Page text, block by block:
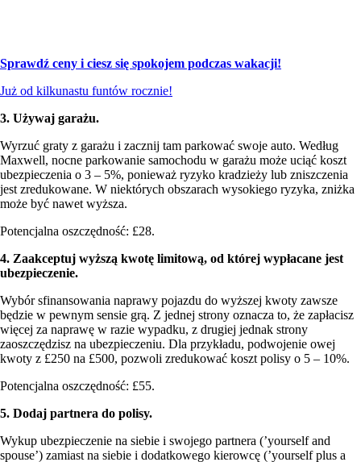
Sprawdź ceny i ciesz się spokojem podczas wakacji!
Już od kilkunastu funtów rocznie!
3. Używaj garażu.
Wyrzuć graty z garażu i zacznij tam parkować swoje auto. Według
Maxwell, nocne parkowanie samochodu w garażu może uciąć koszt
ubezpieczenia o 3 – 5%, ponieważ ryzyko kradzieży lub zniszczenia
jest zredukowane. W niektórych obszarach wysokiego ryzyka, zniżka
może być nawet wyższa.
Potencjalna oszczędność: £28.
4. Zaakceptuj wyższą kwotę limitową, od której wypłacane jest
ubezpieczenie.
Wybór sfinansowania naprawy pojazdu do wyższej kwoty zawsze
będzie w pewnym sensie grą. Z jednej strony oznacza to, że zapłacisz
więcej za naprawę w razie wypadku, z drugiej jednak strony
zaoszczędzisz na ubezpieczeniu. Dla przykładu, podwojenie owej
kwoty z £250 na £500, pozwoli zredukować koszt polisy o 5 – 10%.
Potencjalna oszczędność: £55.
5. Dodaj partnera do polisy.
Wykup ubezpieczenie na siebie i swojego partnera (’yourself and
spouse’) zamiast na siebie i dodatkowego kierowcę (’yourself plus a